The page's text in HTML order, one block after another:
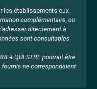
les établissements eux-
complémentaire, ou
directement à
sont consultables
EQUESTRE pourrait être
ne correspondaient